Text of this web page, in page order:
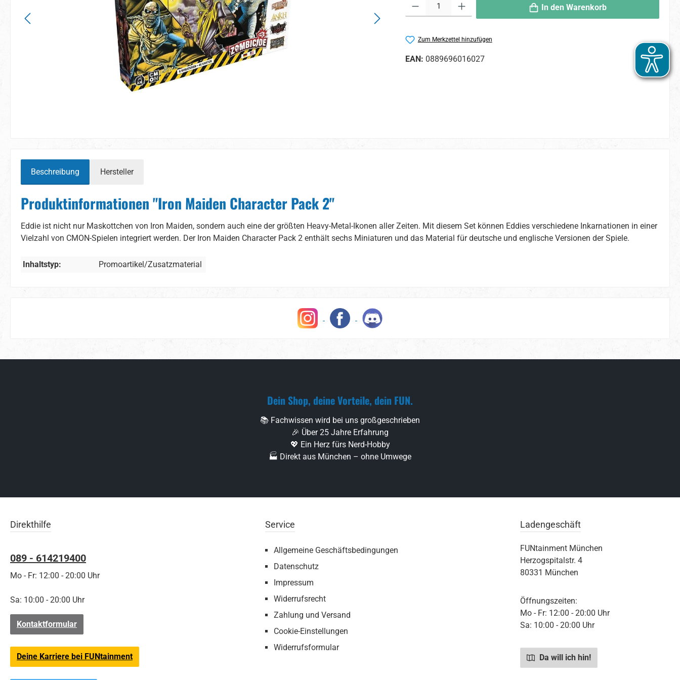
In den Warenkorb
Zum Merkzettel hinzufügen
EAN: 0889696016027
Beschreibung Hersteller
Produktinformationen "Iron Maiden Character Pack 2"
Eddie ist nicht nur Maskottchen von Iron Maiden, sondern auch eine der größten Heavy-Metal-Ikonen aller Zeiten. Mit diesem Set können Eddies verschiedene Inkarnationen in einer
Vielzahl von CMON-Spielen integriert werden. Der Iron Maiden Character Pack 2 enthält sechs Miniaturen und das Material für deutsche und englische Versionen der Spiele.
Inhaltstyp: Promoartikel/Zusatzmaterial
Dein Shop, deine Vorteile, dein FUN.
📚 Fachwissen wird bei uns großgeschrieben
🎉 Über 25 Jahre Erfahrung
💖 Ein Herz fürs Nerd-Hobby
🏭 Direkt aus München – ohne Umwege
Direkthilfe
089 - 614219400
Mo - Fr: 12:00 - 20:00 Uhr
Sa: 10:00 - 20:00 Uhr
Kontaktformular
Deine Karriere bei FUNtainment
Service
Allgemeine Geschäftsbedingungen
Datenschutz
Impressum
Widerrufsrecht
Zahlung und Versand
Cookie-Einstellungen
Widerrufsformular
Ladengeschäft
FUNtainment München
Herzogspitalstr. 4
80331 München
Öffnungszeiten:
Mo - Fr: 12:00 - 20:00 Uhr
Sa: 10:00 - 20:00 Uhr
Da will ich hin!